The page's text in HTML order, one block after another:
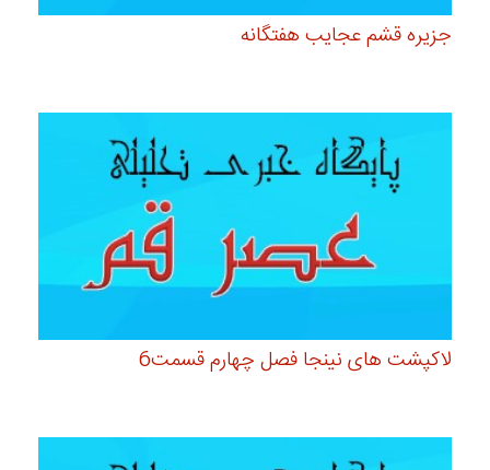
جزیره قشم عجایب هفتگانه
لاکپشت های نینجا فصل چهارم قسمت6